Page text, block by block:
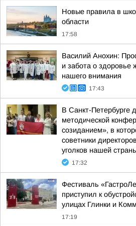
Новые правила в
области
17:58
Василий Анохин:
и забота о здоровье
нашего внимания
17:43
В Санкт-Петербурге
методической
созиданием», в
советники
уголков нашей
17:32
Фестиваль
приступил к
улицах Глинки и
17:19